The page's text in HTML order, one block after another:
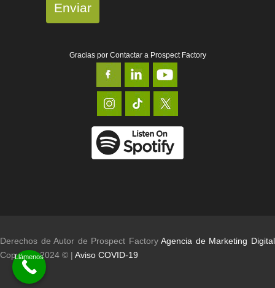
Enviar
Gracias por Contactar a Prospect Factory
Derechos de Autor de Prospect FactoryAgencia de Marketing Digital
Copyright 2024 © | Aviso COVID-19